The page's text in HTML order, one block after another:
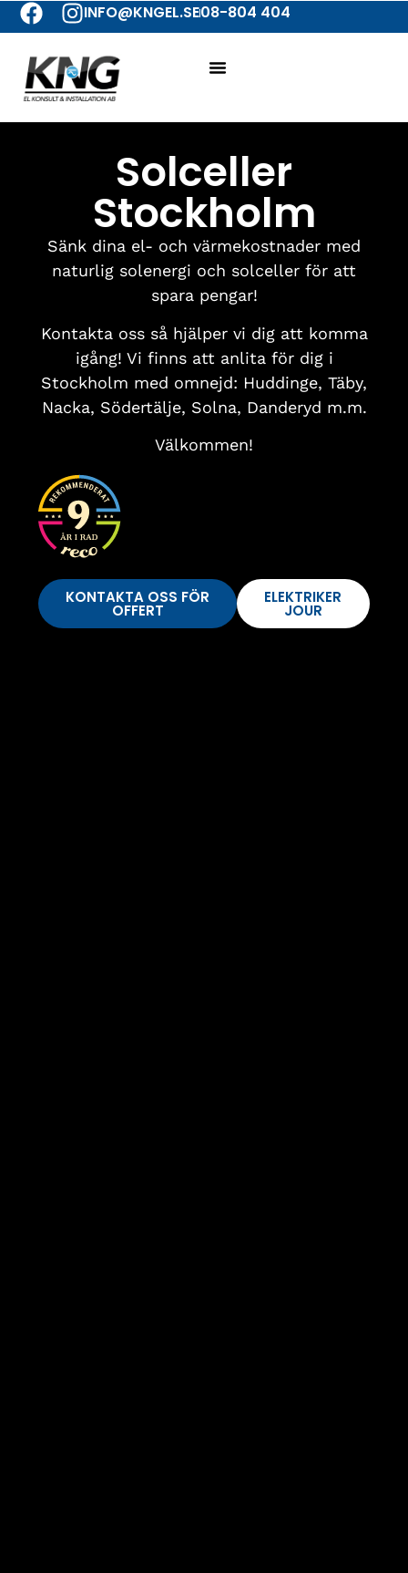
INFO@KNGEL.SE08-804 404
Solceller
Stockholm
Sänk dina el- och värmekostnader med
naturlig solenergi och solceller för att
spara pengar!
Kontakta oss så hjälper vi dig att komma
igång! Vi finns att anlita för dig i
Stockholm med omnejd: Huddinge, Täby,
Nacka, Södertälje, Solna, Danderyd m.m.
Välkommen!
KONTAKTA OSS FÖR
OFFERT
ELEKTRIKER
JOUR